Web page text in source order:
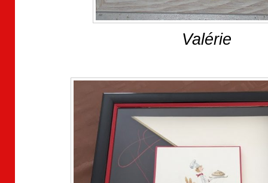
Valérie